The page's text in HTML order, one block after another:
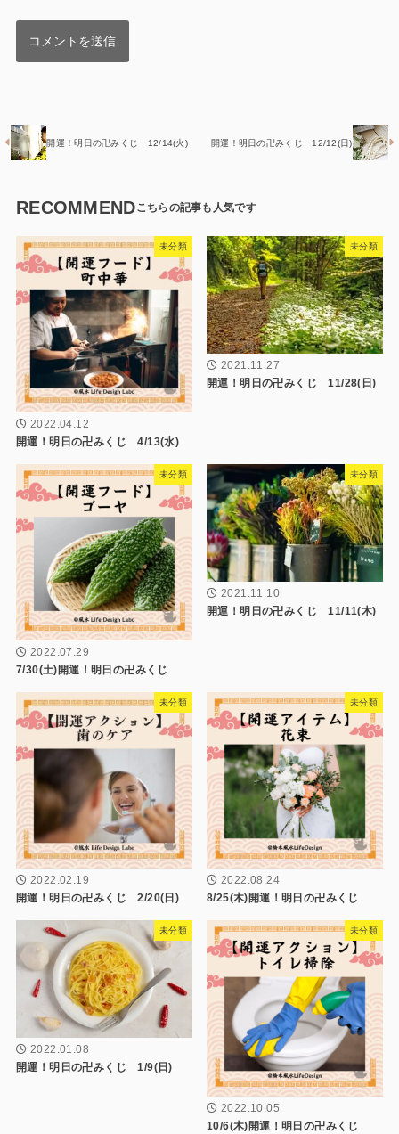
開運！明日の卍みくじ 12/14(火) 開運！明日の卍みくじ 12/12(日)
RECOMMEND
未分類
2022.04.12
開運！明日の卍みくじ 4/13(水)
未分類
2021.11.27
開運！明日の卍みくじ 11/28(日)
未分類
2022.07.29
7/30(土)開運！明日の卍みくじ
未分類
2021.11.10
開運！明日の卍みくじ 11/11(木)
未分類
2022.02.19
開運！明日の卍みくじ 2/20(日)
未分類
2022.08.24
8/25(木)開運！明日の卍みくじ
未分類
2022.01.08
開運！明日の卍みくじ 1/9(日)
未分類
2022.10.05
10/6(木)開運！明日の卍みくじ